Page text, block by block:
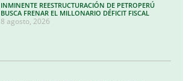
INMINENTE REESTRUCTURACIÓN DE PETROPERÚ
BUSCA FRENAR EL MILLONARIO DÉFICIT FISCAL
8 agosto, 2026